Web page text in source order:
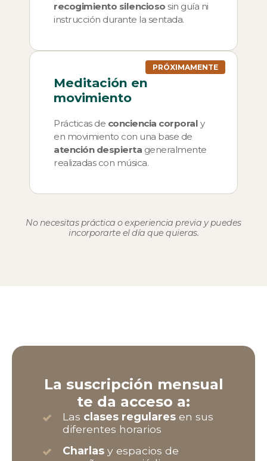
recogimiento silencioso sin guía ni
instrucción durante la sentada.
PRÓXIMAMENTE
Meditación en
movimiento
Prácticas de conciencia corporal y
en movimiento con una base de
atención despierta generalmente
realizadas con música.
No necesitas práctica o experiencia previa y puedes
incorporarte el día que quieras.
La suscripción mensual
te da acceso a:
Las clases regulares en sus
diferentes horarios
Charlas y espacios de